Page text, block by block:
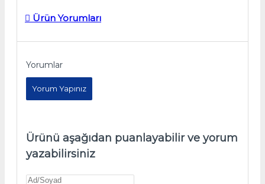
Ürün Yorumları
Yorumlar
Yorum Yapınız
Ürünü aşağıdan puanlayabilir ve yorum
yazabilirsiniz